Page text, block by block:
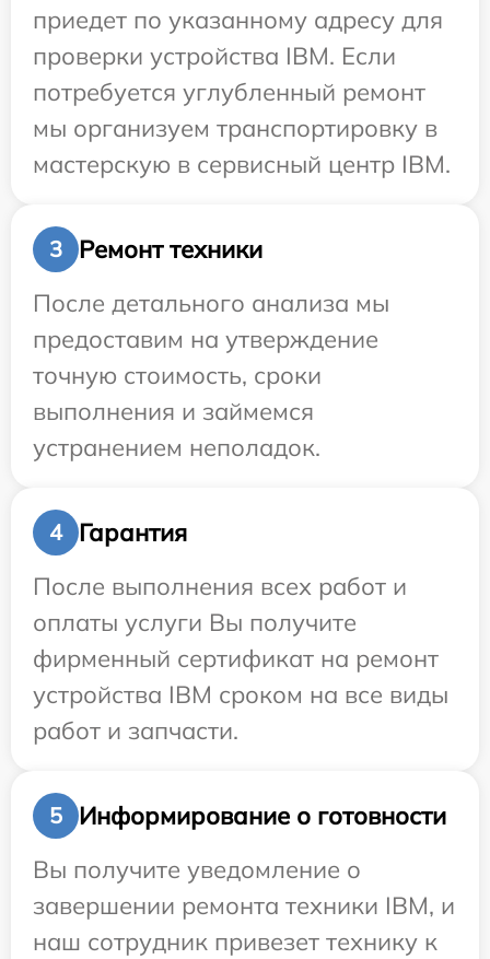
приедет по указанному адресу для
проверки устройства IBM. Если
потребуется углубленный ремонт
мы организуем транспортировку в
мастерскую в сервисный центр IBM.
3
Ремонт техники
После детального анализа мы
предоставим на утверждение
точную стоимость, сроки
выполнения и займемся
устранением неполадок.
4
Гарантия
После выполнения всех работ и
оплаты услуги Вы получите
фирменный сертификат на ремонт
устройства IBM сроком на все виды
работ и запчасти.
5
Информирование о готовности
Вы получите уведомление о
завершении ремонта техники IBM, и
наш сотрудник привезет технику к